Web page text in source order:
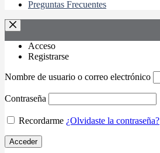
Preguntas Frecuentes
Acceso
Registrarse
Nombre de usuario o correo electrónico
Contraseña
Recordarme ¿Olvidaste la contraseña?
Acceder